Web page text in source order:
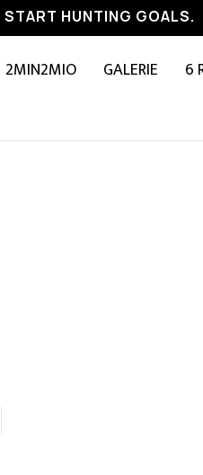
HUNTING GOALS.
2MIN2MIO GALERIE 6